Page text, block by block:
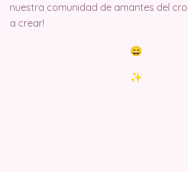
nuestra comunidad de amantes del
a crear!